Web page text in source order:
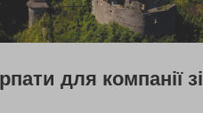
для компанії зі